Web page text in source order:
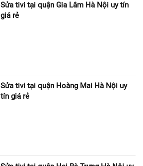
Sửa tivi tại quận Gia Lâm Hà Nội uy tín
giá rẻ
Sửa tivi tại quận Hoàng Mai Hà Nội uy
tín giá rẻ